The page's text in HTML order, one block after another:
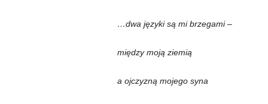
…dwa języki są mi brzegami –
między moją ziemią
a ojczyzną mojego syna